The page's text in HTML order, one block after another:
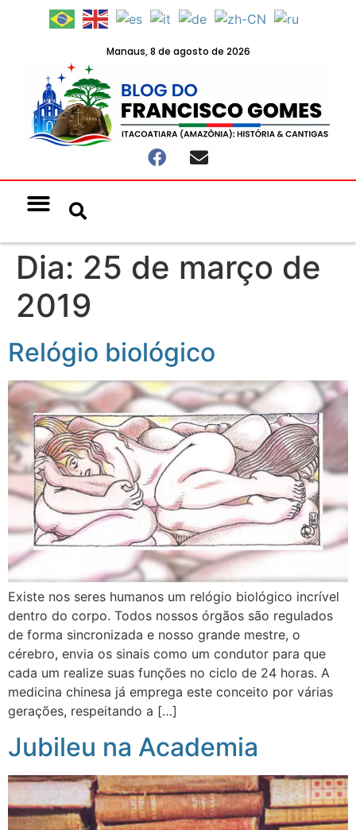
Manaus, 8 de agosto de 2026
Dia: 25 de março de
2019
Relógio biológico
Existe nos seres humanos um relógio biológico incrível
dentro do corpo. Todos nossos órgãos são regulados
de forma sincronizada e nosso grande mestre, o
cérebro, envia os sinais como um condutor para que
cada um realize suas funções no ciclo de 24 horas. A
medicina chinesa já emprega este conceito por várias
gerações, respeitando a […]
Jubileu na Academia